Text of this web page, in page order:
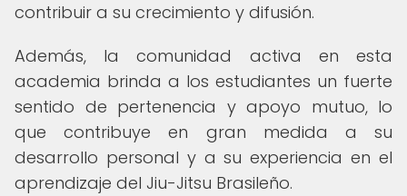
contribuir a su crecimiento y difusión.
Además, la comunidad activa en esta
academia brinda a los estudiantes un fuerte
sentido de pertenencia y apoyo mutuo, lo
que contribuye en gran medida a su
desarrollo personal y a su experiencia en el
aprendizaje del Jiu-Jitsu Brasileño.